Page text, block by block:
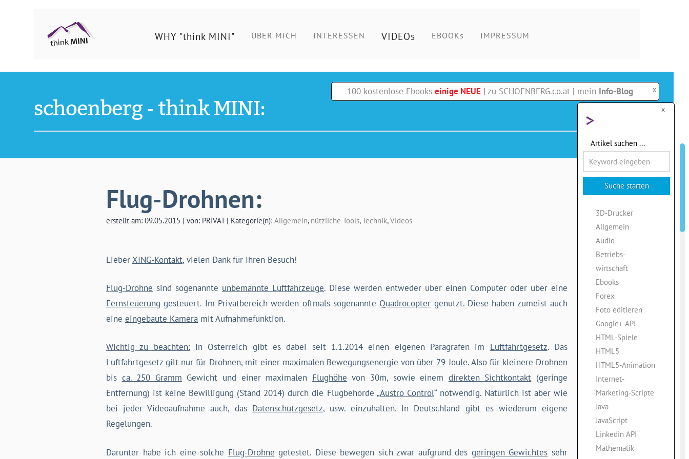
100 kostenlose Ebooks einige NEUE | zu SCHOENBERG.co.at | mein Info-Blog x
Ing.
Schönberg
Christian
WHY "think MINI" ÜBER MICH INTERESSEN VIDEOs EBOOKs IMPRESSUM
schoenberg - think MINI:
Flug-Drohnen:
erstellt am: 09.05.2015 | von: PRIVAT | Kategorie(n): Allgemein, nützliche Tools,Technik,Videos
LieberXING-Kontakt, vielen Dank für Ihren Besuch!
Flug-Drohne sind sogenannte unbemannte Luftfahrzeuge. Diese werden entweder über einen Computer oder über eine
Fernsteuerung gesteuert. Im Privatbereich werden oftmals sogenannte Quadrocopter genutzt. Diese haben zumeist auch
eine eingebaute Kamera mit Aufnahmefunktion.
Wichtig zu beachten:In Österreich gibt es dabei seit 1.1.2014 einen eigenen Paragrafen im Luftfahrtgesetz. Das
Luftfahrtgesetz gilt nur für Drohnen, mit einer maximalen Bewegungsenergie von über 79 Joule. Also für kleinere Drohnen
bis ca. 250 Gramm Gewicht und einer maximalen Flughöhe von 30m, sowie einem direkten Sichtkontakt (geringe
Entfernung) ist keine Bewilligung (Stand 2014) durch die Flugbehörde „Austro Control“ notwendig. Natürlich ist aber wie
bei jeder Videoaufnahme auch, das Datenschutzgesetz, usw. einzuhalten. In Deutschland gibt es wiederum eigene
Regelungen.
Darunter habe ich eine solche Flug-Drohne getestet. Diese bewegen sich zwar aufgrund des geringen Gewichtes sehr
x
>
Artikel suchen ...
3D-Drucker
Allgemein
Audio
Betriebs-
wirtschaft
Ebooks
Forex
Foto editieren
Google+ API
HTML-Spiele
HTML5
HTML5-Animation
Internet-
Marketing-Scripte
Java
JavaScript
Linkedin API
Mathematik